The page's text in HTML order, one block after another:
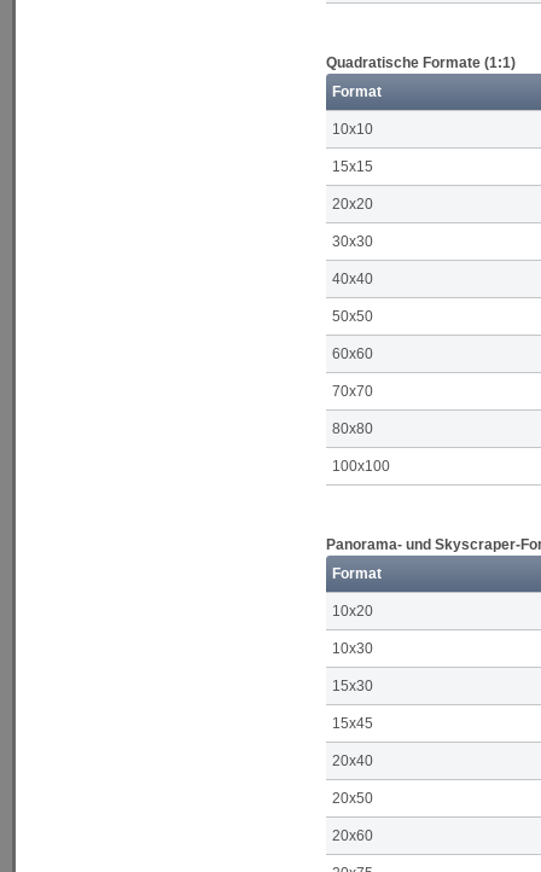
Quadratische Formate (1:1)
Format
10x10
15x15
20x20
30x30
40x40
50x50
60x60
70x70
80x80
100x100
Panorama- und Skyscraper-
Format
10x20
10x30
15x30
15x45
20x40
20x50
20x60